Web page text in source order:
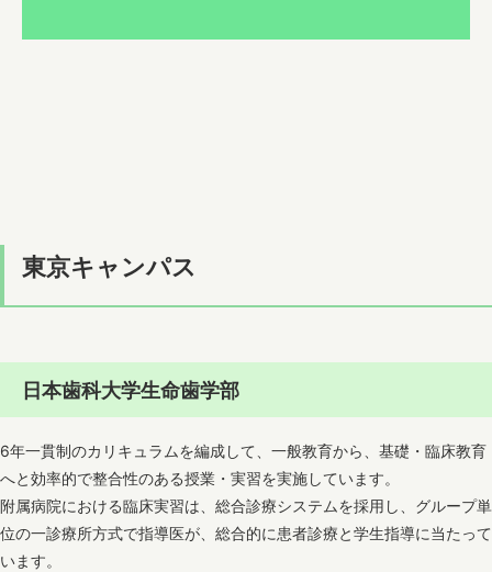
東京キャンパス
日本歯科大学生命歯学部
6年一貫制のカリキュラムを編成して、一般教育から、基礎・臨床教育
へと効率的で整合性のある授業・実習を実施しています。
附属病院における臨床実習は、総合診療システムを採用し、グループ単
位の一診療所方式で指導医が、総合的に患者診療と学生指導に当たって
います。